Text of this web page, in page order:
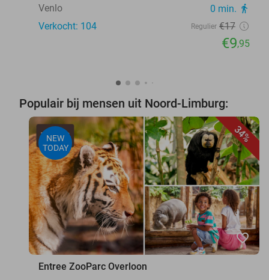
Venlo 0 min. directions_walk
Verkocht: 104 Regulier €17
€9,95
Populair bij mensen uit Noord-Limburg:
34%
NEW
TODAY
favorite_border
Entree ZooParc Overloon